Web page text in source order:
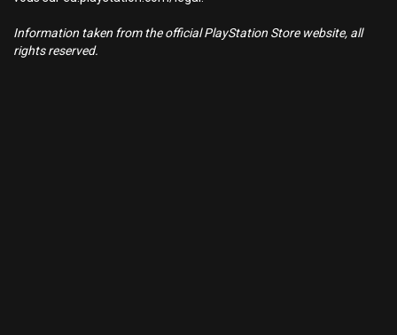
Information taken from the official PlayStation Store website, all
rights reserved.